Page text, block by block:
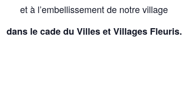
et à l’embellissement de notre village
dans le cade du Villes et Villages Fleuris.